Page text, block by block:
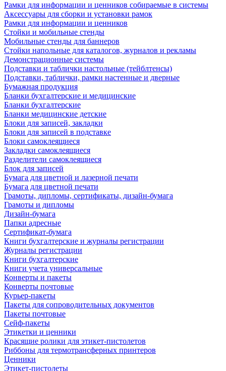
Рамки для информации и ценников собираемые в системы
Аксессуары для сборки и установки рамок
Рамки для информации и ценников
Стойки и мобильные стенды
Мобильные стенды для баннеров
Стойки напольные для каталогов, журналов и рекламы
Демонстрационные системы
Подставки и таблички настольные (тейблтенсы)
Подставки, таблички, рамки настенные и дверные
Бумажная продукция
Бланки бухгалтерские и медицинские
Бланки бухгалтерские
Бланки медицинские детские
Блоки для записей, закладки
Блоки для записей в подставке
Блоки самоклеящиеся
Закладки самоклеящиеся
Разделители самоклеящиеся
Блок для записей
Бумага для цветной и лазерной печати
Бумага для цветной печати
Грамоты, дипломы, сертификаты, дизайн-бумага
Грамоты и дипломы
Дизайн-бумага
Папки адресные
Сертификат-бумага
Книги бухгалтерские и журналы регистрации
Журналы регистрации
Книги бухгалтерские
Книги учета универсальные
Конверты и пакеты
Конверты почтовые
Курьер-пакеты
Пакеты для сопроводительных документов
Пакеты почтовые
Сейф-пакеты
Этикетки и ценники
Красящие ролики для этикет-пистолетов
Риббоны для термотрансферных принтеров
Ценники
Этикет-пистолеты